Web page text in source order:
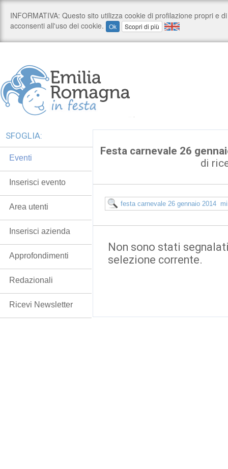
Festa carnevale 26
di
Non sono stati
selezione corrente.
SFOGLIA:
Eventi
Inserisci evento
Area utenti
Inserisci azienda
Approfondimenti
Redazionali
Ricevi Newsletter